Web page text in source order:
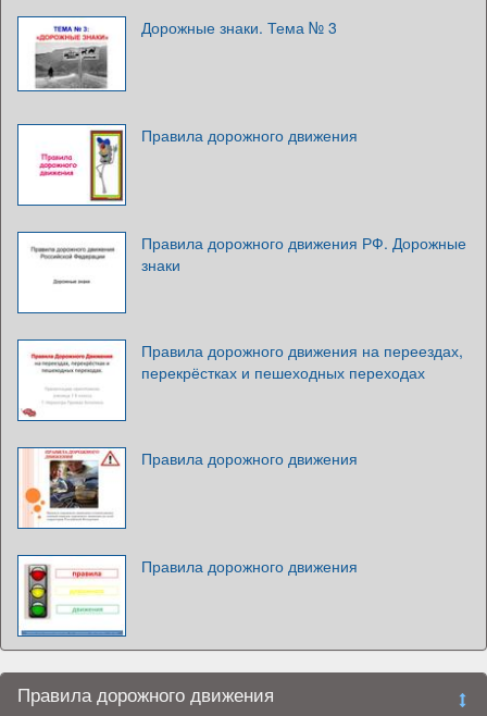
Дорожные знаки. Тема № 3
Правила дорожного движения
Правила дорожного движения РФ. Дорожные
знаки
Правила дорожного движения на переездах,
перекрёстках и пешеходных переходах
Правила дорожного движения
Правила дорожного движения
Правила дорожного движения